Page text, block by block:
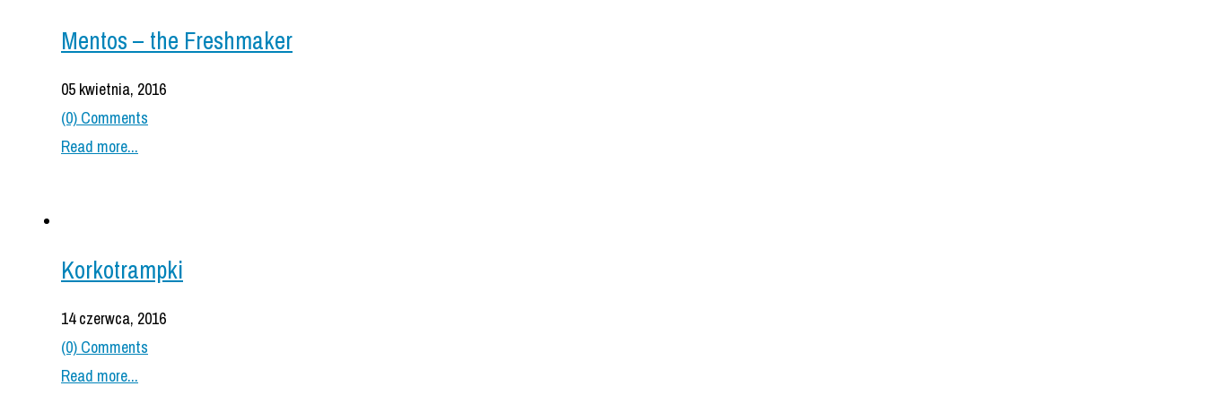
Mentos – the Freshmaker
05 kwietnia, 2016
(0) Comments
Read more...
Korkotrampki
14 czerwca, 2016
(0) Comments
Read more...